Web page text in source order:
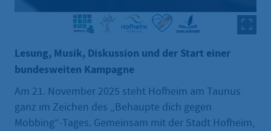
Lesung, Musik, Diskussion und der Start einer
bundesweiten Kampagne
Am 21. November 2025 steht Hofheim am Taunus
ganz im Zeichen des „Behaupte dich gegen
Mobbing“-Tages. Gemeinsam mit der Stadt Hofheim,